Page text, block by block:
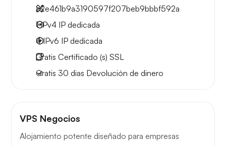
c2e461b9a3190597f207beb9bbbf592a
1 IPv4 IP dedicada
4 IPv6 IP dedicada
Gratis Certificado (s) SSL
Gratis 30 dias Devolución de dinero
VPS Negocios
Alojamiento potente diseñado para empresas